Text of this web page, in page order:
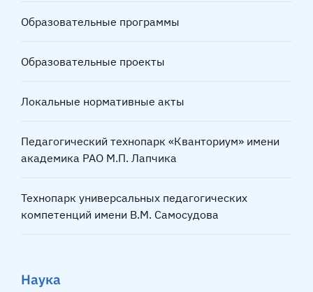
Образовательные программы
Образовательные проекты
Локальные нормативные акты
Педагогический технопарк «Кванториум» имени
академика РАО М.П. Лапчика
Технопарк универсальных педагогических
компетенций имени В.М. Самосудова
Наука